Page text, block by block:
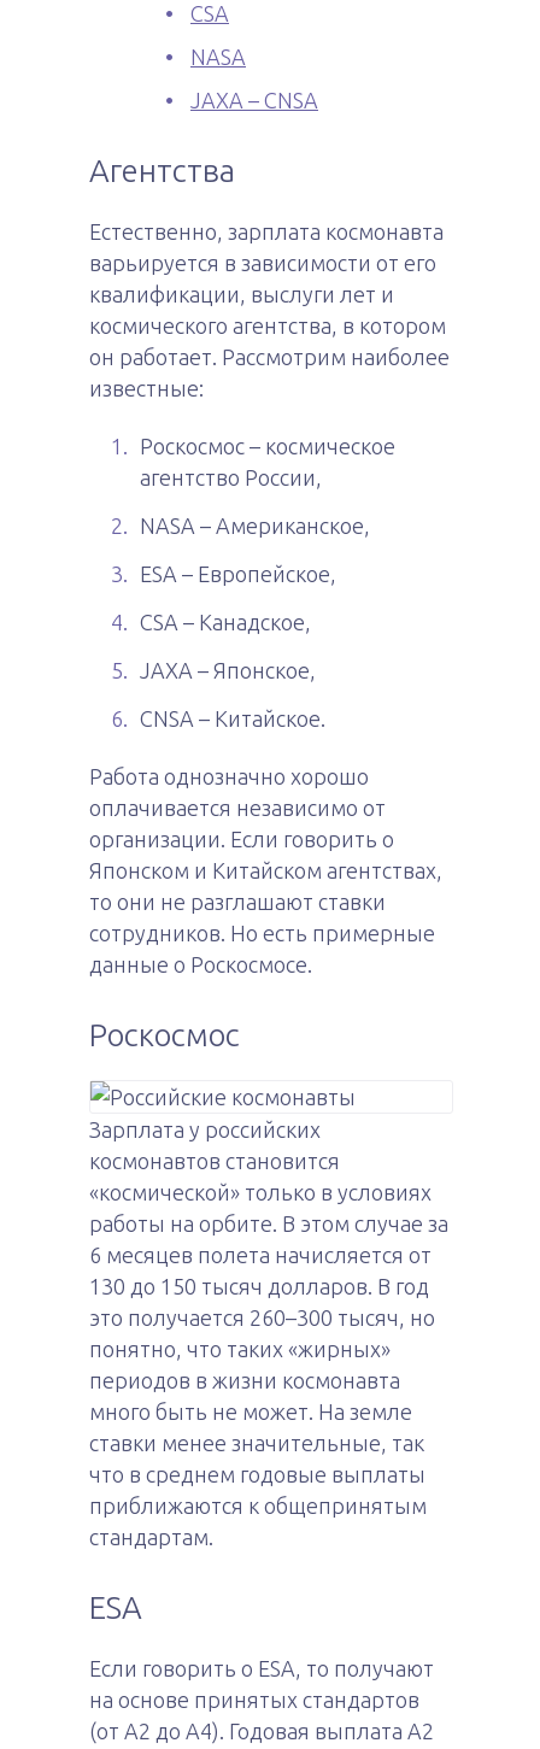
CSA
NASA
JAXA – CNSA
Агентства
Естественно, зарплата космонавта
варьируется в зависимости от его
квалификации, выслуги лет и
космического агентства, в котором
он работает. Рассмотрим наиболее
известные:
Роскосмос – космическое
агентство России,
NASA – Американское,
ESA – Европейское,
CSA – Канадское,
JAXA – Японское,
CNSA – Китайское.
Работа однозначно хорошо
оплачивается независимо от
организации. Если говорить о
Японском и Китайском агентствах,
то они не разглашают ставки
сотрудников. Но есть примерные
данные о Роскосмосе.
Роскосмос
Зарплата у российских
космонавтов становится
«космической» только в условиях
работы на орбите. В этом случае за
6 месяцев полета начисляется от
130 до 150 тысяч долларов. В год
это получается 260–300 тысяч, но
понятно, что таких «жирных»
периодов в жизни космонавта
много быть не может. На земле
ставки менее значительные, так
что в среднем годовые выплаты
приближаются к общепринятым
стандартам.
ESA
Если говорить о ESA, то получают
на основе принятых стандартов
(от A2 до A4). Годовая выплата A2